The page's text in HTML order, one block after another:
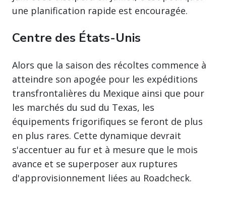
une planification rapide est encouragée.
Centre des États-Unis
Alors que la saison des récoltes commence à
atteindre son apogée pour les expéditions
transfrontalières du Mexique ainsi que pour
les marchés du sud du Texas, les
équipements frigorifiques se feront de plus
en plus rares. Cette dynamique devrait
s'accentuer au fur et à mesure que le mois
avance et se superposer aux ruptures
d'approvisionnement liées au Roadcheck.